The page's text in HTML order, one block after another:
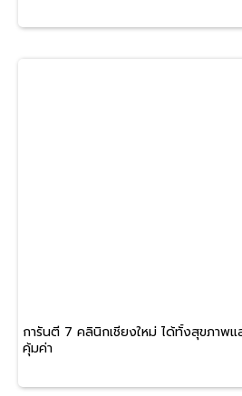
การันตี 7 คลินิกเชียงใหม่ ได้ทั้งสุขภาพแ
คุ้มค่า